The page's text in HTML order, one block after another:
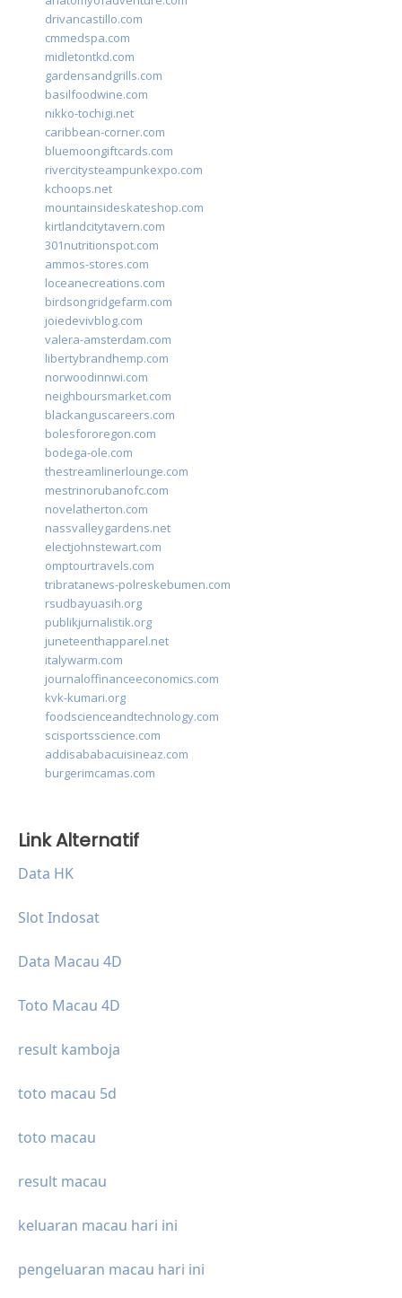
drivancastillo.com
cmmedspa.com
midletontkd.com
gardensandgrills.com
basilfoodwine.com
nikko-tochigi.net
caribbean-corner.com
bluemoongiftcards.com
rivercitysteampunkexpo.com
kchoops.net
mountainsideskateshop.com
kirtlandcitytavern.com
301nutritionspot.com
ammos-stores.com
loceanecreations.com
birdsongridgefarm.com
joiedevivblog.com
valera-amsterdam.com
libertybrandhemp.com
norwoodinnwi.com
neighboursmarket.com
blackanguscareers.com
bolesfororegon.com
bodega-ole.com
thestreamlinerlounge.com
mestrinorubanofc.com
novelatherton.com
nassvalleygardens.net
electjohnstewart.com
omptourtravels.com
tribratanews-polreskebumen.com
rsudbayuasih.org
publikjurnalistik.org
juneteenthapparel.net
italywarm.com
journaloffinanceeconomics.com
kvk-kumari.org
foodscienceandtechnology.com
scisportsscience.com
addisababacuisineaz.com
burgerimcamas.com
Link Alternatif
Data HK
Slot Indosat
Data Macau 4D
Toto Macau 4D
result kamboja
toto macau 5d
toto macau
result macau
keluaran macau hari ini
pengeluaran macau hari ini